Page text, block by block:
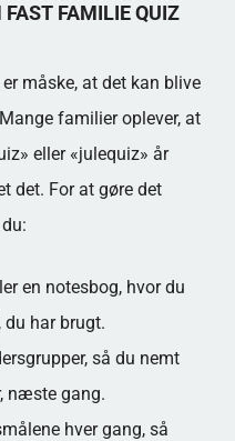
FAST FAMILIE QUIZ
måske, at det kan blive
familier oplever, at
eller «julequiz» år
det. For at gøre det
en notesbog, hvor du
har brugt.
så du nemt
næste gang.
hver gang, så